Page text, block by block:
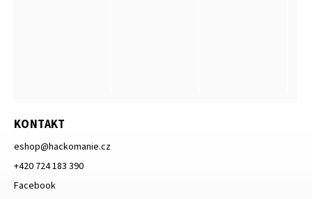
KONTAKT
eshop@hackomanie.cz
+420 724 183 390
Facebook